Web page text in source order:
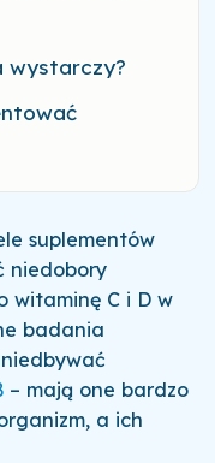
wystarczy?
suplementów
niedobory
witaminę C i D w
badania
– mają one bardzo
a ich